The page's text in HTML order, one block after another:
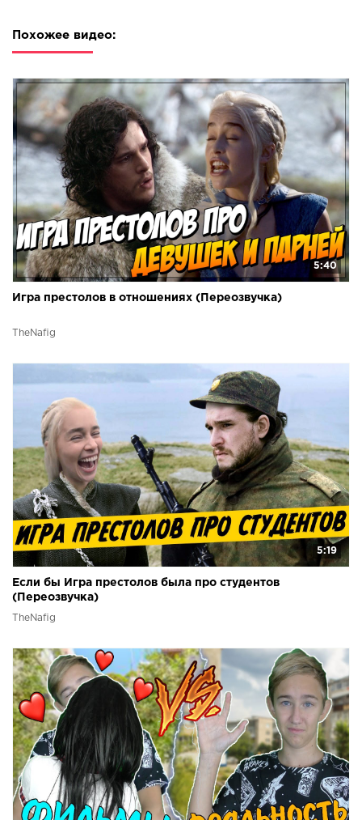
Похожее видео:
5:40
Игра престолов в отношениях (Переозвучка)
TheNafig
5:19
Если бы Игра престолов была про студентов
(Переозвучка)
TheNafig